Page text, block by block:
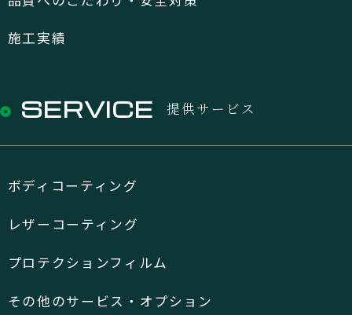
施工実績
SERVICE 提供サービス
ボディコーティング
レザーコーティング
プロテクションフィルム
その他のサービス・オプション